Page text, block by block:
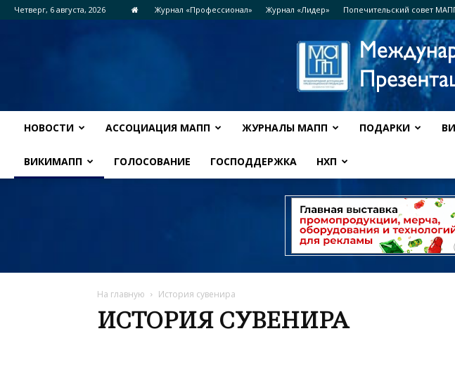
Четверг, 6 августа, 2026 Журнал «Профессионал» Журнал «Лидер» Попечительский совет
НОВОСТИ АССОЦИАЦИЯ МАПП ЖУРНАЛЫ МАПП ПОДАРКИ
ВИКИМАПП ГОЛОСОВАНИЕ ГОСПОДДЕРЖКА НХП
На главную История сувенира
ИСТОРИЯ СУВЕНИРА